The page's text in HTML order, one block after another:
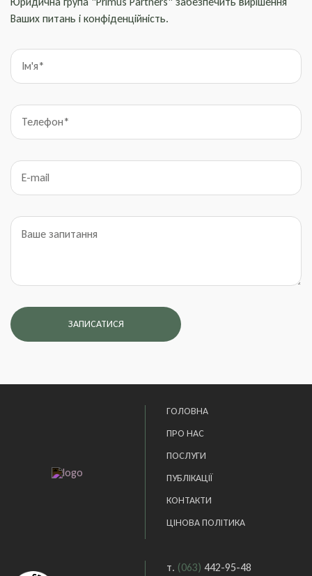
Ваших питань і конфіденційність.
ГОЛОВНА
ПРО НАС
ПОСЛУГИ
ПУБЛІКАЦІЇ
КОНТАКТИ
ЦІНОВА ПОЛІТИКА
(063) 442-95-48